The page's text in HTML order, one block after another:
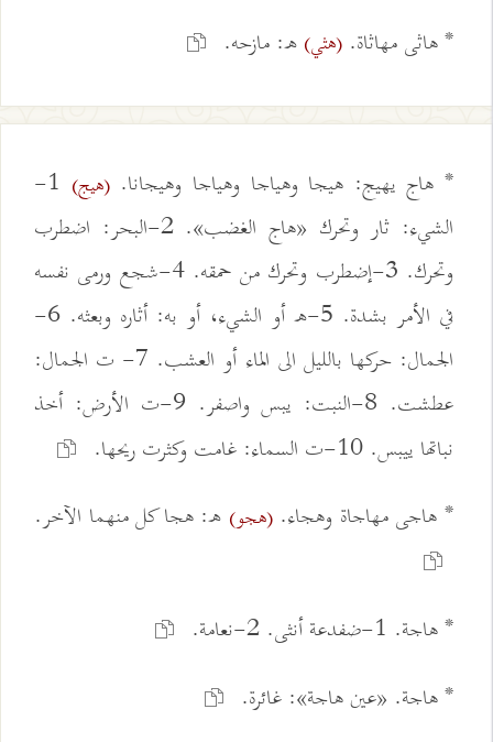
* هاثى مهاثاة. (هثي)ه: مازحه.
* هاج يهيج: هيجا وهياجا وهياجا وهيجانا.(هيج)
1-
الشيء: ثار وتحرك «هاج الغضب». 2-البحر: اضطرب
وتحرك. 3-إضطرب وتحرك من حمقه. 4-شجع ورمى نفسه
في الأمر بشدة. 5-ه أو الشيء، أو به: أثاره وبعثه. 6-
الجمال: حركها بالليل الى الماء أو العشب. 7- ت الجمال:
عطشت. 8-النبت: يبس واصفر. 9-ت الأرض: أخذ
نباتها ييبس. 10-ت السماء: غامت وكثرت ريحها.
* هاجى مهاجاة وهجاء.(هجو) ه: هجا كل منهما الآخر.
* هاجة. 1-ضفدعة أنثى. 2-نعامة.
* هاجة. «عين هاجة»: غائرة.